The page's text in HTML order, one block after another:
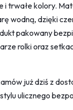
trwałe kolory.
wodną, dzięki
pakowany
rolki oraz
już dziś z
ulicznego